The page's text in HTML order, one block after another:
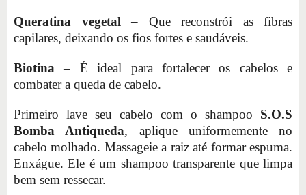
Queratina vegetal– Que reconstrói as fibras
capilares, deixando os fios fortes e saudáveis.
Biotina – É ideal para fortalecer os cabelos e
combater a queda de cabelo.
Primeiro lave seu cabelo com o shampoo S.O.S
Bomba Antiqueda, aplique uniformemente no
cabelo molhado. Massageie a raiz até formar espuma.
Enxágue. Ele é um shampoo transparente que limpa
bem sem ressecar.